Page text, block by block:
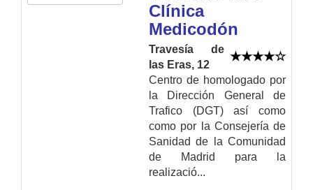
Clínica
Medicodón
Travesía de
las Eras, 12
Centro de homologado por
la Dirección General de
Trafico (DGT) así como
como por la Consejería de
Sanidad de la Comunidad
de Madrid para la
realizació...